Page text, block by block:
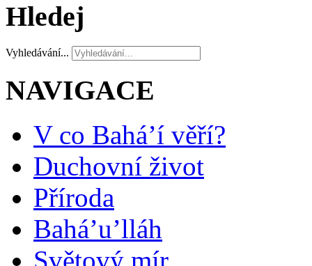
Hledej
Vyhledávání...
NAVIGACE
V co Bahá’í věří?
Duchovní život
Příroda
Bahá’u’lláh